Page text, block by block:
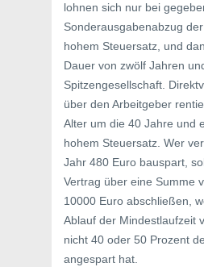
lohnen sich nur bei
Sonderausgabenabzug
hohem Steuersatz, und
Dauer von zwölf Jahren
Spitzengesellschaft.
über den Arbeitgeber
Alter um die 40 Jahre und
hohem Steuersatz. Wer
Jahr 480 Euro bauspart,
Vertrag über eine Summe
10000 Euro abschließen,
Ablauf der Mindestlaufzeit
nicht 40 oder 50 Prozent
angespart hat.